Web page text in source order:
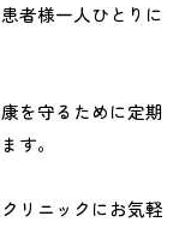
者様一人ひとりに
を守るために定期
す。
リニックにお気軽